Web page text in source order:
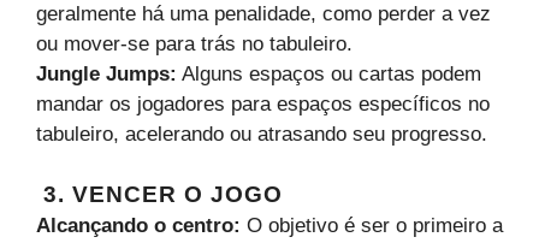
geralmente há uma penalidade, como perder a vez
ou mover-se para trás no tabuleiro.
Jungle Jumps: Alguns espaços ou cartas podem
mandar os jogadores para espaços específicos no
tabuleiro, acelerando ou atrasando seu progresso.
3. VENCER O JOGO
Alcançando o centro: O objetivo é ser o primeiro a